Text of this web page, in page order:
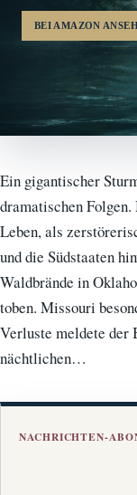
BEI AMAZON
Ein gigantischer
dramatischen
Leben, als
und die Südstaaten
Waldbrände in
toben. Missouri
Verluste meldete der
nächtlichen…
NACHRICHTEN-